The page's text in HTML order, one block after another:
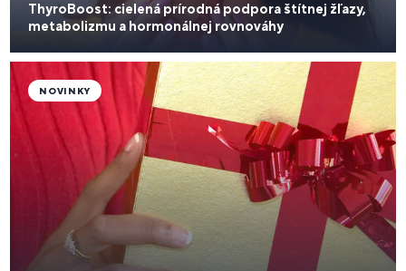
ThyroBoost: cielená prírodná podpora štítnej žľazy,
metabolizmu a hormonálnej rovnováhy
NOVINKY